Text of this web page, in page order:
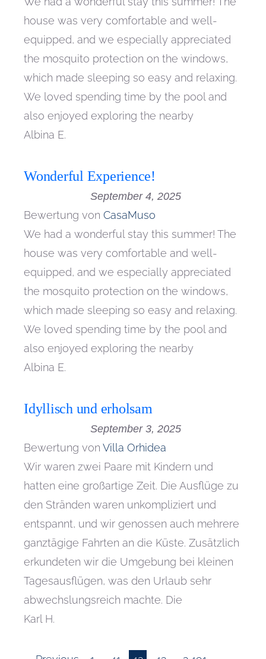
house was very comfortable and well-
equipped, and we especially appreciated
the mosquito protection on the windows,
which made sleeping so easy and relaxing.
We loved spending time by the pool and
also enjoyed exploring the nearby
Albina E.
Wonderful Experience!
September 4, 2025
Bewertung von CasaMuso
We had a wonderful stay this summer! The
house was very comfortable and well-
equipped, and we especially appreciated
the mosquito protection on the windows,
which made sleeping so easy and relaxing.
We loved spending time by the pool and
also enjoyed exploring the nearby
Albina E.
Idyllisch und erholsam
September 3, 2025
Bewertung von Villa Orhidea
Wir waren zwei Paare mit Kindern und
hatten eine großartige Zeit. Die Ausflüge zu
den Stränden waren unkompliziert und
entspannt, und wir genossen auch mehrere
ganztägige Fahrten an die Küste. Zusätzlich
erkundeten wir die Umgebung bei kleinen
Tagesausflügen, was den Urlaub sehr
abwechslungsreich machte. Die
Karl H.
SeiteSeite Seite Seite